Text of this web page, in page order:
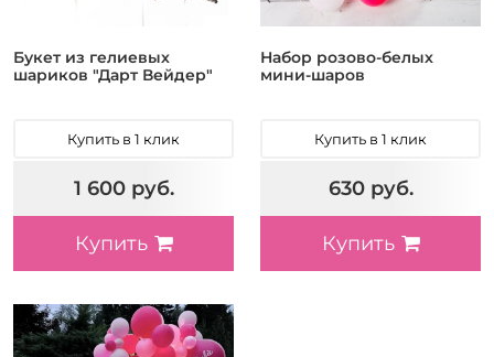
Букет из гелиевых
шариков "Дарт Вейдер"
Купить в 1 клик
1 600 руб.
Купить
Набор розово-белых
мини-шаров
Купить в 1 клик
630 руб.
Купить